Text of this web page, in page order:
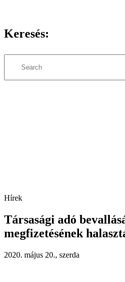
Keresés:
Hírek
Társasági adó
megfizetésének
2020. május 20., szerda